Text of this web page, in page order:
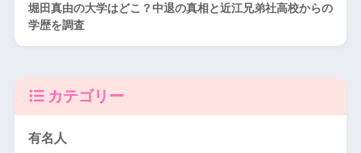
堀田真由の大学はどこ？中退の真相と近江兄弟社高校からの
学歴を調査
カテゴリー
有名人